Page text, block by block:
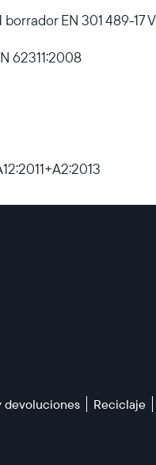
borrador EN 301 489-17
62311:2008
devoluciones Reciclaje